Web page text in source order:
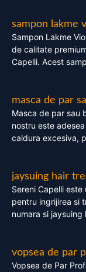
sampon lakme
Sampon Lakme
de calitate
Capelli. Acest
masca de par
Masca de par sau
nostru este
caldura excesiva,
jaysuing hair
Sereni Capelli
pentru ingrijirea si
numara si
vopsea de par
Vopsea de Par